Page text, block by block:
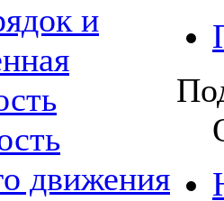
и
движения